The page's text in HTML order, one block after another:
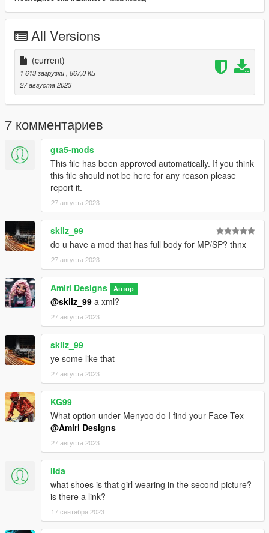
All Versions
(current)
1 613 загрузки, 867,0 КБ
27 августа 2023
7 комментариев
gta5-mods
This file has been approved automatically. If you think
this file should not be here for any reason please
report it.
27 августа 2023
skilz_99
do u have a mod that has full body for MP/SP? thnx
27 августа 2023
Amiri Designs Автор
@skilz_99 a xml?
27 августа 2023
skilz_99
ye some like that
27 августа 2023
KG99
What option under Menyoo do I find your Face Tex
@Amiri Designs
27 августа 2023
Iida
what shoes is that girl wearing in the second picture?
is there a link?
17 сентября 2023